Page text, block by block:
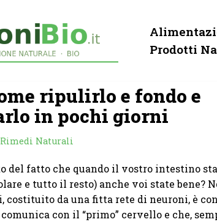
Prodotti
ripulirlo e fondo e
in pochi giorni
Rimedi Naturali
del fatto che quando il vostro intestino sta
e tutto il resto) anche voi state bene?
costituito da una fitta rete di neuroni, è
con il “primo” cervello e che,